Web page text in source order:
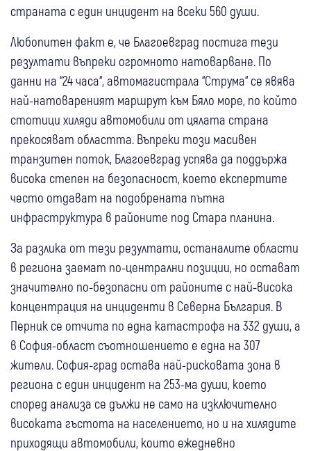
страната с един инцидент на всеки 560 души.
Любопитен факт е, че Благоевград постига тези
резултати въпреки огромното натоварване. По
данни на “24 часа“, автомагистрала “Струма“ се явява
най-натовареният маршрут към Бяло море, по който
стотици хиляди автомобили от цялата страна
прекосяват областта. Въпреки този масивен
транзитен поток, Благоевград успява да поддържа
висока степен на безопасност, което експертите
често отдават на подобрената пътна
инфраструктура в районите под Стара планина.
За разлика от тези резултати, останалите области
в региона заемат по-централни позиции, но остават
значително по-безопасни от районите с най-висока
концентрация на инциденти в Северна България. В
Перник се отчита по една катастрофа на 332 души, а
в София-област съотношението е една на 307
жители. София-град остава най-рисковата зона в
региона с един инцидент на 253-ма души, което
според анализа се дължи не само на изключително
високата гъстота на населението, но и на хилядите
приходящи автомобили, които ежедневно